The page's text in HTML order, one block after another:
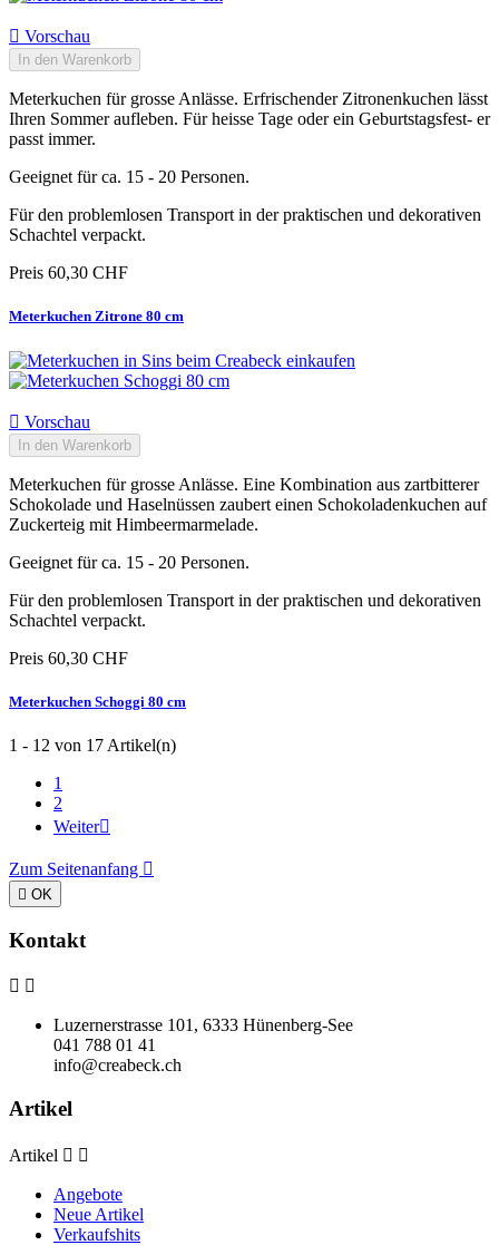
 Vorschau
In den Warenkorb
Meterkuchen für grosse Anlässe. Erfrischender Zitronenkuchen lässt
Ihren Sommer aufleben. Für heisse Tage oder ein Geburtstagsfest- er
passt immer.
Geeignet für ca. 15 - 20 Personen.
Für den problemlosen Transport in der praktischen und dekorativen
Schachtel verpackt.
Preis 60,30 CHF
Meterkuchen Zitrone 80 cm
 Vorschau
In den Warenkorb
Meterkuchen für grosse Anlässe. Eine Kombination aus zartbitterer
Schokolade und Haselnüssen zaubert einen Schokoladenkuchen auf
Zuckerteig mit Himbeermarmelade.
Geeignet für ca. 15 - 20 Personen.
Für den problemlosen Transport in der praktischen und dekorativen
Schachtel verpackt.
Preis 60,30 CHF
Meterkuchen Schoggi 80 cm
1 - 12 von 17 Artikel(n)
1
2
Weiter
Zum Seitenanfang 
 OK
Kontakt
 
Luzernerstrasse 101, 6333 Hünenberg-See
041 788 01 41
info@creabeck.ch
Artikel
Artikel  
Angebote
Neue Artikel
Verkaufshits